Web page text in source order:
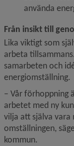
använda
Från insikt till
Lika viktigt som
arbeta
samarbeten och
energiomställning.
– Vår förhoppning
arbetet med ny
vilja att själva vara
omställningen,
kommun.